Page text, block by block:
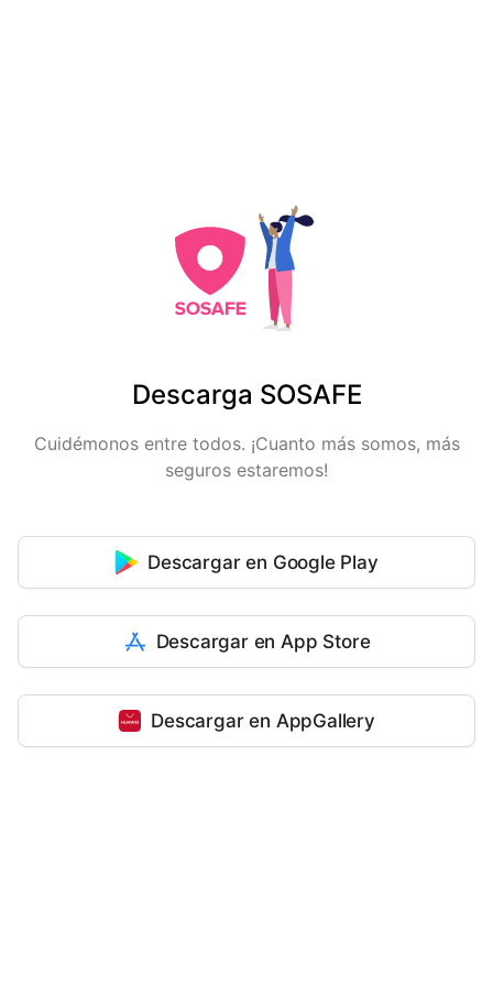
Descarga SOSAFE
Cuidémonos entre todos. ¡Cuanto más somos, más
seguros estaremos!
Descargar en Google Play
Descargar en App Store
Descargar en AppGallery